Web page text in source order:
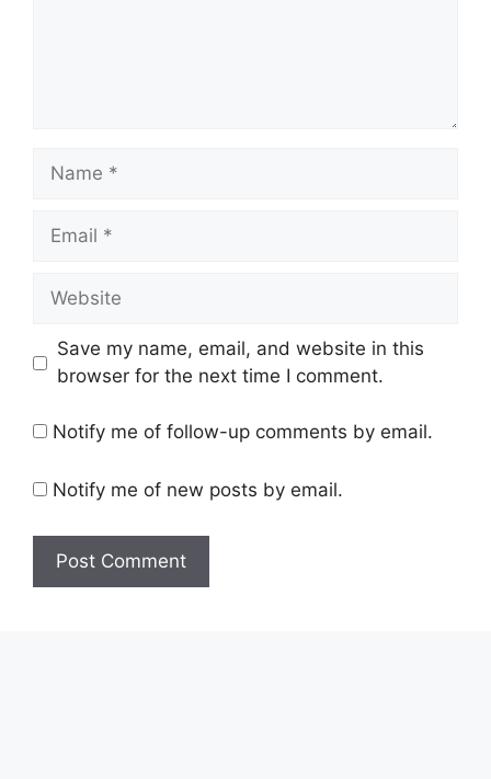
Name
Email
Website
Save my name, email, and website in this
browser for the next time I comment.
Notify me of follow-up comments by email.
Notify me of new posts by email.